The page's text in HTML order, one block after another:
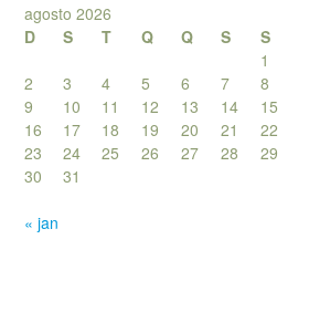
agosto 2026
D
S T Q Q S
S
1
2
3 4 5 6 7
8
9
10 11 12 13 14
15
16
17 18 19 20 21
22
23
24 25 26 27 28
29
30
31
« jan